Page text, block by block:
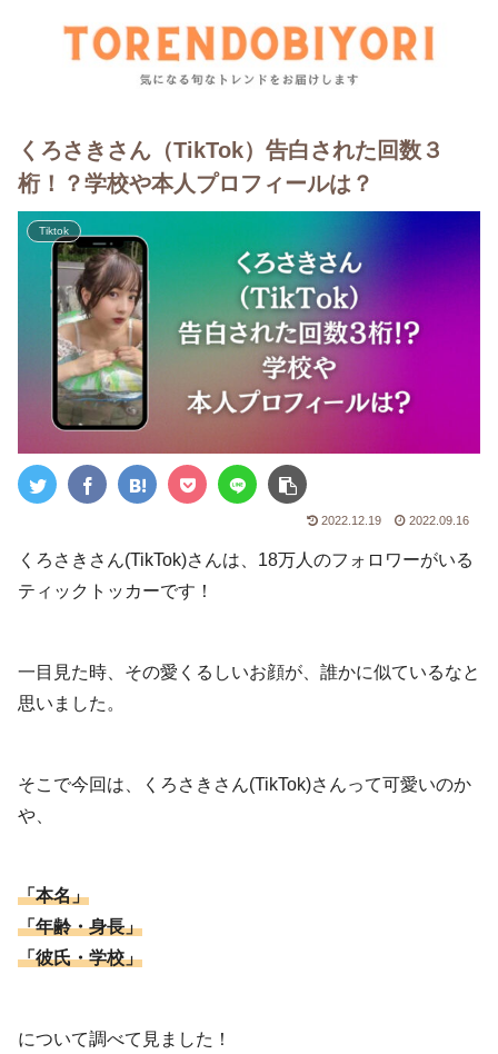
くろさきさん（TikTok）告白された回数３
桁！？学校や本人プロフィールは？
Tiktok
2022.12.19 2022.09.16
くろさきさん(TikTok)さんは、18万人のフォロワーがいる
ティックトッカーです！
一目見た時、その愛くるしいお顔が、誰かに似ているなと
思いました。
そこで今回は、くろさきさん(TikTok)さんって可愛いのか
や、
「本名」
「年齢・身長」
「彼氏・学校」
について調べて見ました！